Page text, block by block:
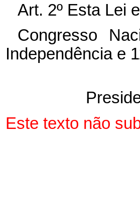
Art. 2º Esta Lei
Congresso
Independência e
Este texto não